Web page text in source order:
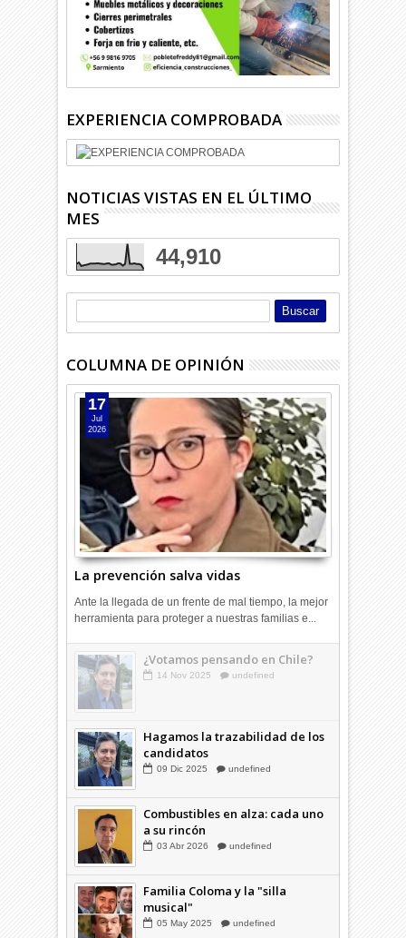
EXPERIENCIA COMPROBADA
NOTICIAS VISTAS EN EL ÚLTIMO
MES
44,910
COLUMNA DE OPINIÓN
La prevención salva vidas
17
Jul
2026
Ante la llegada de un frente de mal tiempo, la mejor
herramienta para proteger a nuestras familias e...
¿Votamos pensando en Chile?
14 Nov 2025 undefined
Hagamos la trazabilidad de los
candidatos
09 Dic 2025 undefined
Combustibles en alza: cada uno
a su rincón
03 Abr 2026 undefined
Familia Coloma y la "silla
musical"
05 May 2025 undefined